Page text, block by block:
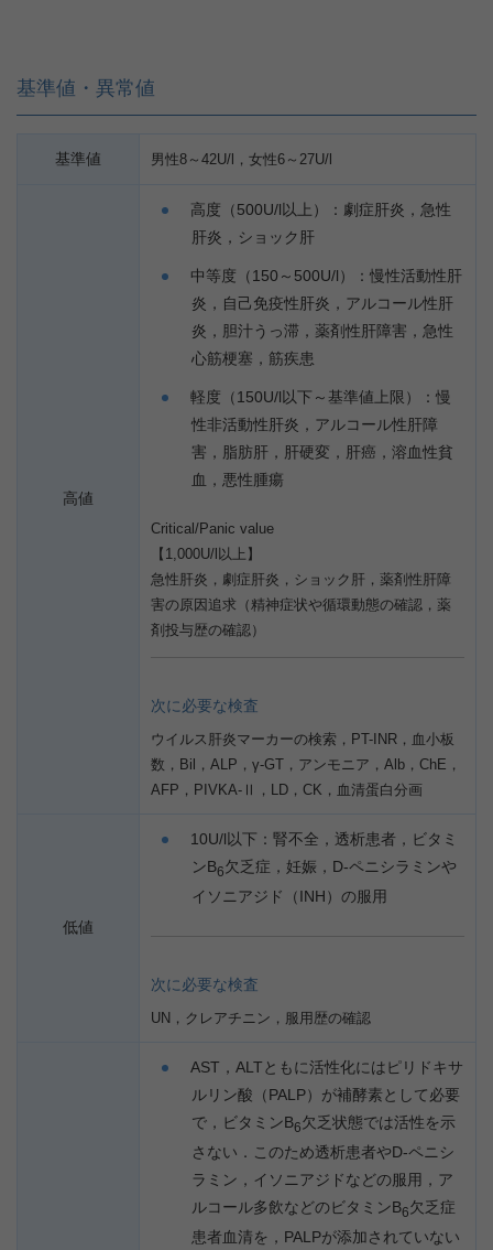
基準値・異常値
基準値 男性8～42U/l，女性6～27U/l
高値
高度（500U/l以上）：劇症肝炎，急性
肝炎，ショック肝
中等度（150～500U/l）：慢性活動性肝
炎，自己免疫性肝炎，アルコール性肝
炎，胆汁うっ滞，薬剤性肝障害，急性
心筋梗塞，筋疾患
軽度（150U/l以下～基準値上限）：慢
性非活動性肝炎，アルコール性肝障
害，脂肪肝，肝硬変，肝癌，溶血性貧
血，悪性腫瘍
Critical/Panic value
【1,000U/l以上】
急性肝炎，劇症肝炎，ショック肝，薬剤性肝障
害の原因追求（精神症状や循環動態の確認，薬
剤投与歴の確認）
次に必要な検査
ウイルス肝炎マーカーの検索，PT-INR，血小板
数，Bil，ALP，γ-GT，アンモニア，Alb，ChE，
AFP，PIVKA-Ⅱ，LD，CK，血清蛋白分画
低値
10U/l以下：腎不全，透析患者，ビタミ
ンB6欠乏症，妊娠，D-ペニシラミンや
イソニアジド（INH）の服用
次に必要な検査
UN，クレアチニン，服用歴の確認
AST，ALTともに活性化にはピリドキサ
ルリン酸（PALP）が補酵素として必要
で，ビタミンB6欠乏状態では活性を示
さない．このため透析患者やD-ペニシ
ラミン，イソニアジドなどの服用，ア
ルコール多飲などのビタミンB6欠乏症
患者血清を，PALPが添加されていない